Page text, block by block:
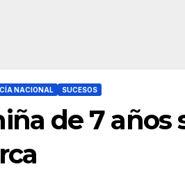
NACIONAL SUCESOS
de 7 años